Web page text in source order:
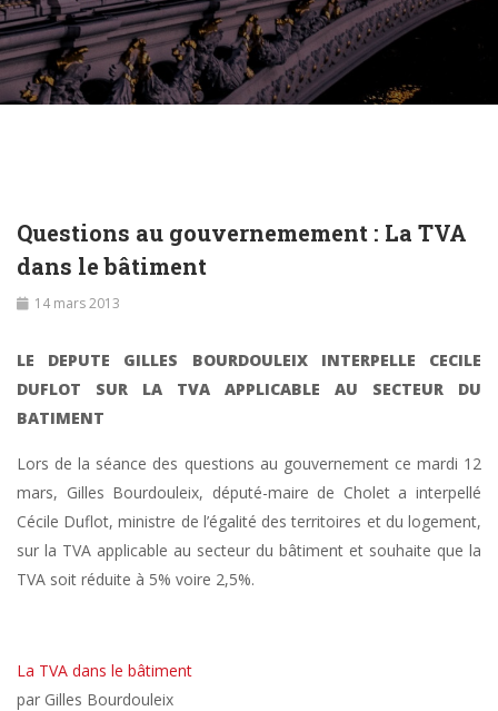
Questions au gouvernemement : La TVA
dans le bâtiment
14 mars 2013
LE DEPUTE GILLES BOURDOULEIX INTERPELLE CECILE
DUFLOT SUR LA TVA APPLICABLE AU SECTEUR DU
BATIMENT
Lors de la séance des questions au gouvernement ce mardi 12
mars, Gilles Bourdouleix, député-maire de Cholet a interpellé
Cécile Duflot, ministre de l’égalité des territoires et du logement,
sur la TVA applicable au secteur du bâtiment et souhaite que la
TVA soit réduite à 5% voire 2,5%.
La TVA dans le bâtiment
par Gilles Bourdouleix